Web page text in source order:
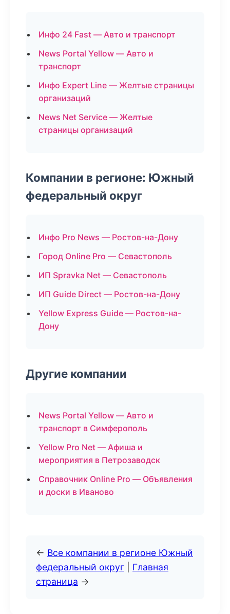
Инфо 24 Fast — Авто и транспорт
News Portal Yellow — Авто и
транспорт
Инфо Expert Line — Желтые страницы
организаций
News Net Service — Желтые
страницы организаций
Компании в регионе: Южный
федеральный округ
Инфо Pro News — Ростов-на-Дону
Город Online Pro — Севастополь
ИП Spravka Net — Севастополь
ИП Guide Direct — Ростов-на-Дону
Yellow Express Guide — Ростов-на-
Дону
Другие компании
News Portal Yellow — Авто и
транспорт в Симферополь
Yellow Pro Net — Афиша и
мероприятия в Петрозаводск
Справочник Online Pro — Объявления
и доски в Иваново
← Все компании в регионе Южный
федеральный округ
Главная
страница →